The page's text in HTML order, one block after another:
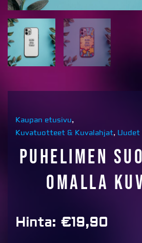
Kaupan etusivu,
Kuvatuotteet & Kuvalahjat,
Puhelimen
omalla
Hinta: €19,90